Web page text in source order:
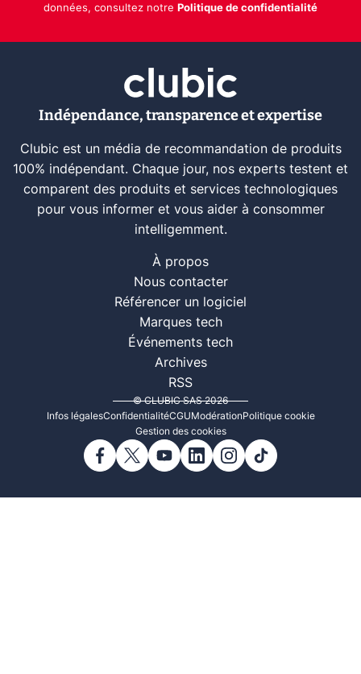
données, consultez notre Politique de confidentialité
Indépendance, transparence et expertise
Clubic est un média de recommandation de produits
100% indépendant. Chaque jour, nos experts testent et
comparent des produits et services technologiques
pour vous informer et vous aider à consommer
intelligemment.
À propos
Nous contacter
Référencer un logiciel
Marques tech
Événements tech
Archives
RSS
© CLUBIC SAS 2026
Infos légalesConfidentialitéCGUModérationPolitique cookie
Gestion des cookies